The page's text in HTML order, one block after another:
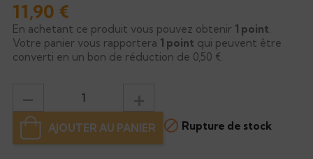
11,90 €
En achetant ce produit vous pouvez obtenir 1 point.
Votre panier vous rapportera 1 point qui peuvent être
converti en un bon de réduction de 0,50 €.
AJOUTER AU PANIER  Rupture de stock